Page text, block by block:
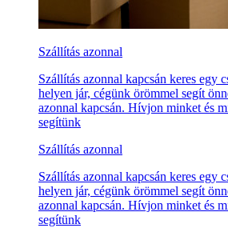
Szállítás azonnal
Szállítás azonnal kapcsán keres egy
helyen jár, cégünk örömmel segít
azonnal kapcsán. Hívjon minket és
segítünk
Szállítás azonnal
Szállítás azonnal kapcsán keres egy
helyen jár, cégünk örömmel segít
azonnal kapcsán. Hívjon minket és
segítünk